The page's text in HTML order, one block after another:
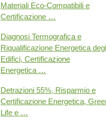
Materiali Eco-Compatibili e
Certificazione …
Diagnosi Termografica e
Riqualificazione Energetica
Edifici, Certificazione
Energetica …
Detrazioni 55%, Risparmio e
Certificazione Energetica,
Life e …